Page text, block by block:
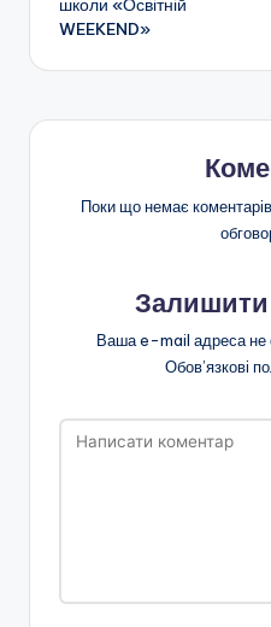
k
школи «Освітній
WEEKEND»
Поки що немає
Залишити
Ваша e-mail адреса не
Обов’язкові